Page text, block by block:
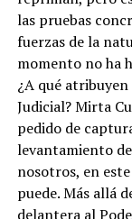
las pruebas
fuerzas de la
momento no ha
¿A qué
Judicial? Mirta
pedido de
levantamiento
nosotros, en
puede. Más allá
delantera al